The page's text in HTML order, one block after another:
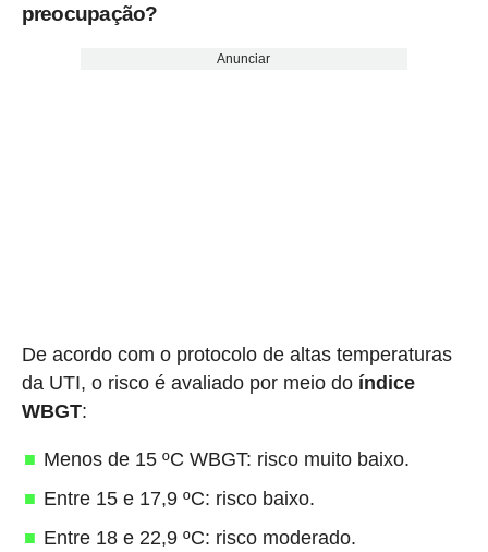
preocupação?
Anunciar
De acordo com o protocolo de altas temperaturas
da UTI, o risco é avaliado por meio do índice
WBGT:
Menos de 15 ºC WBGT: risco muito baixo.
Entre 15 e 17,9 ºC: risco baixo.
Entre 18 e 22,9 ºC: risco moderado.